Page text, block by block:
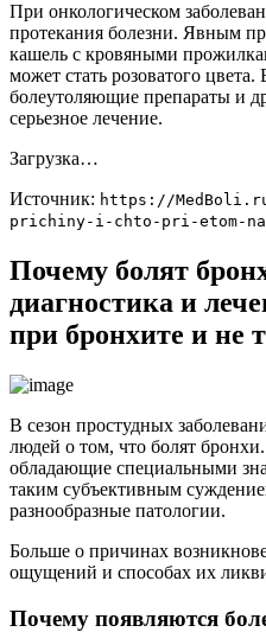
При онкологическом
протекания болезни. Явным
кашель с кровяными
может стать розоватого
болеутоляющие препараты и
серьезное лечение.
Загрузка…
Источник: https://
prichiny-i-chto-pri-etom-
Почему болят
диагностика и
при бронхите и не
В сезон простудных
людей о том, что болят
обладающие специальными
таким субъективным
разнообразные патологии.
Больше о причинах
ощущений и способах их
Почему появляются